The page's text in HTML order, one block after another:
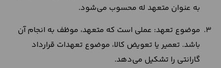
به عنوان متعهد له محسوب می‌‌شود.
موضوع تعهد: عملی است که متعهد، موظف به انجام آن
باشد. تعمیر یا تعویض کالا، موضوع تعهدات قرارداد
گارانتی را تشکیل می‌دهد.